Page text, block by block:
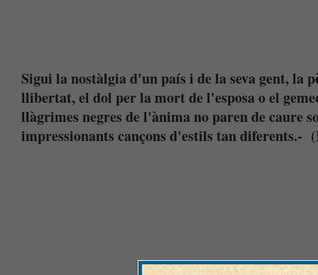
Sigui la nostàlgia d'un país i de la seva gent, la
llibertat, el dol per la mort de l'esposa o el
llàgrimes negres de l'ànima no paren de caure
impressionants cançons d'estils tan diferents.-